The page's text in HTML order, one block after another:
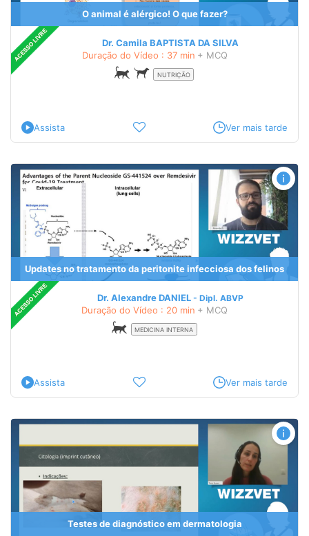
O animal é alérgico! O que fazer?
Dr. Camila BAPTISTA DA SILVA
Duração do Vídeo : 37 min + MCQ
NUTRIÇÃO
Assista Ver mais tarde
Updates no tratamento da peritonite infecciosa dos felinos
Dr. Alexandre DANIEL Dipl. ABVP
Duração do Vídeo : 20 min + MCQ
MEDICINA INTERNA
Assista Ver mais tarde
Testes de diagnóstico em dermatologia